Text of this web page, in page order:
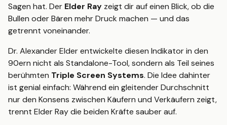
Sagen hat. Der Elder Ray zeigt dir auf einen Blick, ob die
Bullen oder Bären mehr Druck machen — und das
getrennt voneinander.
Dr. Alexander Elder entwickelte diesen Indikator in den
90ern nicht als Standalone-Tool, sondern als Teil seines
berühmten Triple Screen Systems. Die Idee dahinter
ist genial einfach: Während ein gleitender Durchschnitt
nur den Konsens zwischen Käufern und Verkäufern zeigt,
trennt Elder Ray die beiden Kräfte sauber auf.